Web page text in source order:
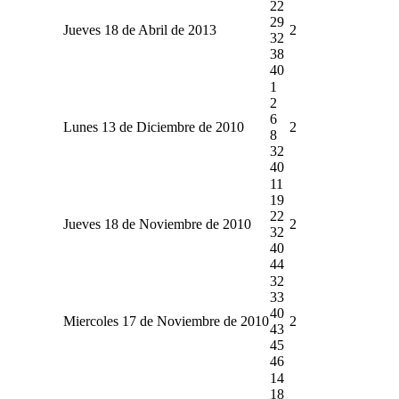
Jueves 18 de Abril de 2013
22
29
32
38
40
2
Lunes 13 de Diciembre de 2010
1
2
6
8
32
40
2
Jueves 18 de Noviembre de 2010
11
19
22
32
40
44
2
Miercoles 17 de Noviembre de 2010
32
33
40
43
45
46
2
14
18